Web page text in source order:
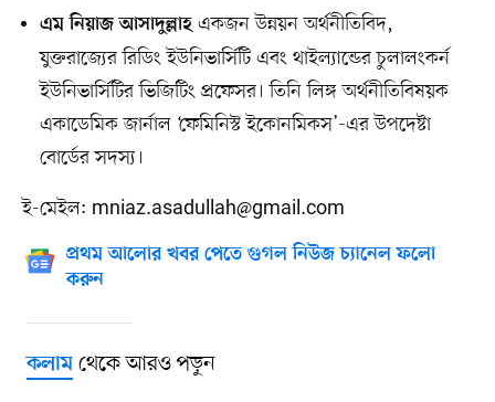
এম নিয়াজ আসাদুল্লাহএকজন উন্নয়ন অর্থনীতিবিদ,
যুক্তরাজ্যের রিডিং ইউনিভার্সিটি এবং থাইল্যান্ডের চুলালংকর্ন
ইউনিভার্সিটির ভিজিটিং প্রফেসর। তিনি লিঙ্গ অর্থনীতিবিষয়ক
একাডেমিক জার্নাল ‘ফেমিনিস্ট ইকোনমিকস’-এর উপদেষ্টা
বোর্ডের সদস্য।
ই-মেইল: mniaz.asadullah@gmail.com
প্রথম আলোর খবর পেতে গুগল নিউজ চ্যানেল ফলো
করুন
কলামথেকে আরও পড়ুন